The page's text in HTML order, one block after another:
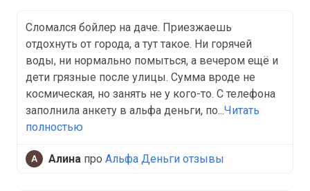
Сломался бойлер на даче. Приезжаешь
отдохнуть от города, а тут такое. Ни горячей
воды, ни нормально помыться, а вечером ещё и
дети грязные после улицы. Сумма вроде не
космическая, но занять не у кого-то. С телефона
заполнила анкету в альфа деньги, по...Читать
полностью
Алина про Альфа Деньги отзывы